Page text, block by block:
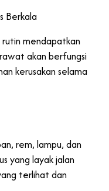
Berkala
rutin mendapatkan
akan berfungsi
kerusakan selama
rem, lampu, dan
yang layak jalan
terlihat dan